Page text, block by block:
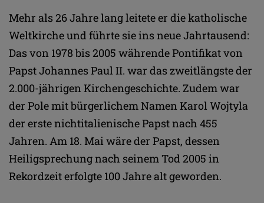
Mehr als 26 Jahre lang leitete er die katholische
Weltkirche und führte sie ins neue Jahrtausend:
Das von 1978 bis 2005 währende Pontifikat von
Papst Johannes Paul II. war das zweitlängste der
2.000-jährigen Kirchengeschichte. Zudem war
der Pole mit bürgerlichem Namen Karol Wojtyla
der erste nichtitalienische Papst nach 455
Jahren. Am 18. Mai wäre der Papst, dessen
Heiligsprechung nach seinem Tod 2005 in
Rekordzeit erfolgte 100 Jahre alt geworden.